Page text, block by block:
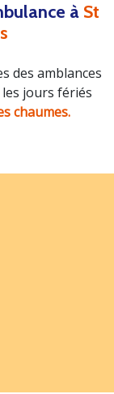
à St
des amblances
jours fériés
chaumes.